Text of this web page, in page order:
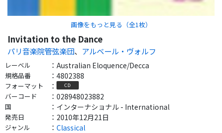
画像をもっと見る（全1 枚）
Invitation to the Dance
パリ音楽院管弦楽団、 アルベール・ヴォルフ
レーベル ： Australian Eloquence/Decca
規格品番 ： 4802388
フォーマット ： CD
バーコード ： 028948023882
国 ： インターナショナル - International
発売日 ： 2010年12月21日
ジャンル ： Classical